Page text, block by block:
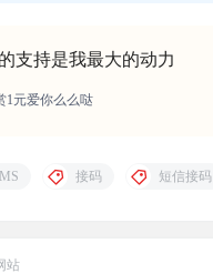
支持是我最大的动力
1元爱你么么哒
接码 短信接码
站